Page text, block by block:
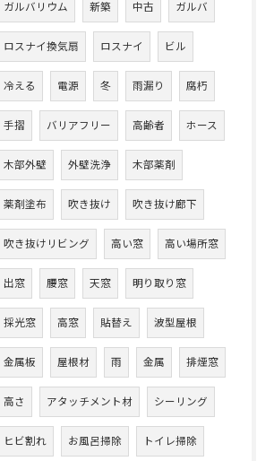
ガルバリウム 新築 中古 ガルバ
ロスナイ換気扇 ロスナイ ビル
冷える 電源 冬 雨漏り 腐朽
手摺 バリアフリー 高齢者 ホース
木部外壁 外壁洗浄 木部薬剤
薬剤塗布 吹き抜け 吹き抜け廊下
吹き抜けリビング 高い窓 高い場所窓
出窓 腰窓 天窓 明り取り窓
採光窓 高窓 貼替え 波型屋根
金属板 屋根材 雨 金属 排煙窓
高さ アタッチメント材 シーリング
ヒビ割れ お風呂掃除 トイレ掃除